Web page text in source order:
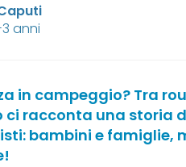
3 anni
in campeggio? Tra
ci racconta una storia
bambini e famiglie,